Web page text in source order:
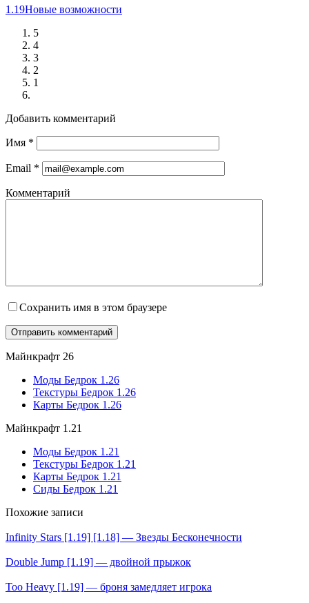
1.19Новые возможности
5
4
3
2
1
Добавить комментарий
Имя *
Email *
Комментарий
Сохранить имя в этом браузере
Майнкрафт 26
Моды Бедрок 1.26
Текстуры Бедрок 1.26
Карты Бедрок 1.26
Майнкрафт 1.21
Моды Бедрок 1.21
Текстуры Бедрок 1.21
Карты Бедрок 1.21
Сиды Бедрок 1.21
Похожие записи
Infinity Stars [1.19] [1.18] — Звезды Бесконечности
Double Jump [1.19] — двойной прыжок
Too Heavy [1.19] — броня замедляет игрока